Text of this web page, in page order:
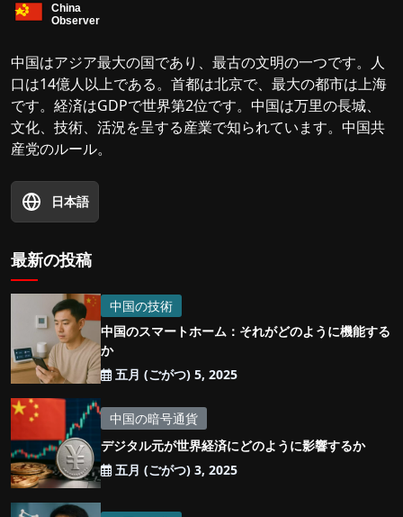
中国はアジア最大の国であり、最古の文明の一つです。人
口は14億人以上である。首都は北京で、最大の都市は上海
です。経済はGDPで世界第2位です。中国は万里の長城、
文化、技術、活況を呈する産業で知られています。中国共
産党のルール。
日本語
最新の投稿
中国の技術
中国のスマートホーム：それがどのように機能する
か
五月 (ごがつ) 5, 2025
中国の暗号通貨
デジタル元が世界経済にどのように影響するか
五月 (ごがつ) 3, 2025